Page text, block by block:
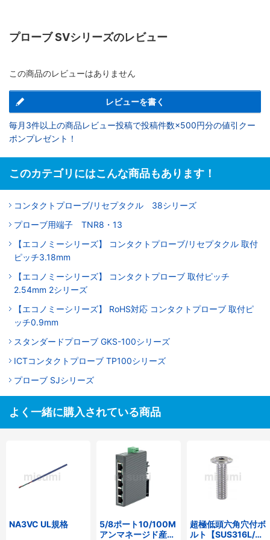
プローブ SVシリーズのレビュー
この商品のレビューはありません
レビューを書く
毎月3件以上の商品レビュー投稿で投稿件数×500円分の値引クー
ポンプレゼント！
このカテゴリにはこんな商品もあります！
コンタクトプローブ/リセプタクル 38シリーズ
プローブ用端子 TNR8・13
【エコノミーシリーズ】 コンタクトプローブ/リセプタクル 取付
ピッチ3.18mm
【エコノミーシリーズ】 コンタクトプローブ 取付ピッチ
2.54mm 2シリーズ
【エコノミーシリーズ】 RoHS対応 コンタクトプローブ 取付ピ
ッチ0.9mm
スタンダードプローブ GKS-100シリーズ
ICTコンタクトプローブ TP100シリーズ
プローブ SJシリーズ
よく一緒に購入されている商品
NA3VC UL規格
5/8ポート10/100M
アンマネージド産業
超極低頭六角穴付ボ
ルト【SUS316L/